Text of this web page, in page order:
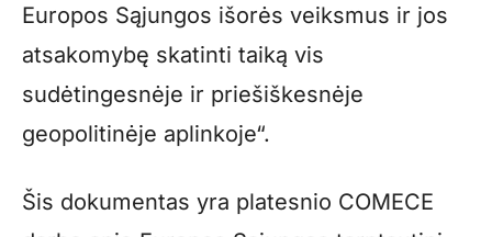
Europos Sąjungos išorės veiksmus ir jos
atsakomybę skatinti taiką vis
sudėtingesnėje ir priešiškesnėje
geopolitinėje aplinkoje“.
Šis dokumentas yra platesnio COMECE